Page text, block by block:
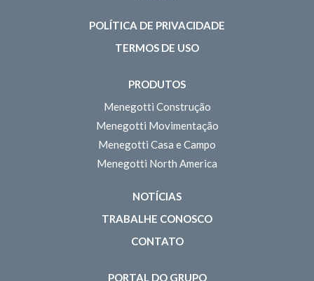
POLÍTICA DE PRIVACIDADE
TERMOS DE USO
PRODUTOS
Menegotti Construção
Menegotti Movimentação
Menegotti Casa e Campo
Menegotti North America
NOTÍCIAS
TRABALHE CONOSCO
CONTATO
PORTAL DO GRUPO